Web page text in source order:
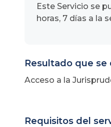
Este Servicio se
horas, 7 días a la
Resultado que se
Acceso a la
Requisitos del